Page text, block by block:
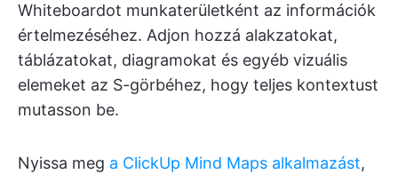
Whiteboardot munkaterületként az információk
értelmezéséhez. Adjon hozzá alakzatokat,
táblázatokat, diagramokat és egyéb vizuális
elemeket az S-görbéhez, hogy teljes kontextust
mutasson be.
Nyissa meg a ClickUp Mind Maps alkalmazást,